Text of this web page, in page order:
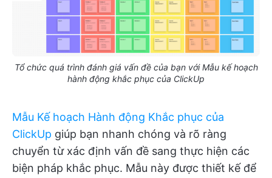
Tổ chức quá trình đánh giá vấn đề của bạn với Mẫu kế hoạch
hành động khắc phục của ClickUp
Mẫu Kế hoạch Hành động Khắc phục của
ClickUp giúp bạn nhanh chóng và rõ ràng
chuyển từ xác định vấn đề sang thực hiện các
biện pháp khắc phục. Mẫu này được thiết kế để